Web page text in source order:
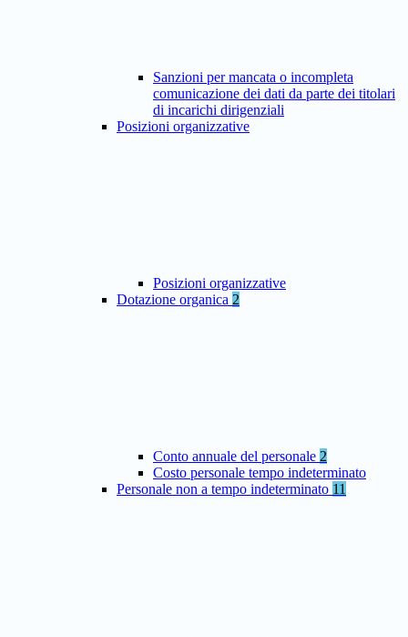
Sanzioni per mancata o incompleta
comunicazione dei dati da parte dei titolari
di incarichi dirigenziali
Posizioni organizzative
Posizioni organizzative
Dotazione organica 2
Conto annuale del personale 2
Costo personale tempo indeterminato
Personale non a tempo indeterminato 11